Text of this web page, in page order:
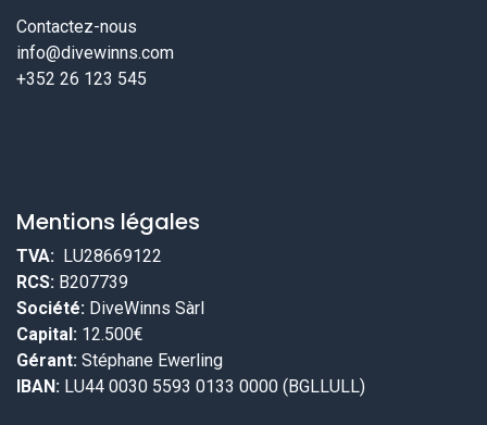
Contactez-nous
info@divewinns.com
+352 26 123 545
Mentions légales
TVA: LU28669122
RCS: B207739
Société: DiveWinns Sàrl
Capital: 12.500€
Gérant: Stéphane Ewerling
IBAN: LU44 0030 5593 0133 0000 (BGLLULL)